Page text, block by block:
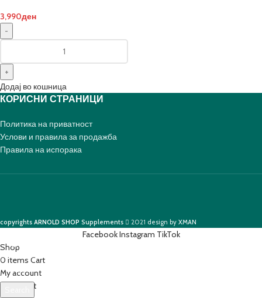
3,990ден
Додај во кошница
КОРИСНИ СТРАНИЦИ
Политика на приватност
Услови и правила за продажба
Правила на испорака
copyrights ARNOLD SHOP Supplements 2021 design by XMAN
FacebookInstagram TikTok
Shop
0 items Cart
My account
0
Wishlist